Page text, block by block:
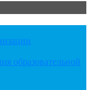
образовательной